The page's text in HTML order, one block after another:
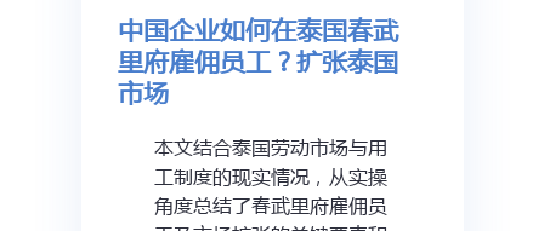
中国企业如何在泰国春武
里府雇佣员工？扩张泰国
市场
本文结合泰国劳动市场与用
工制度的现实情况，从实操
角度总结了春武里府雇佣员